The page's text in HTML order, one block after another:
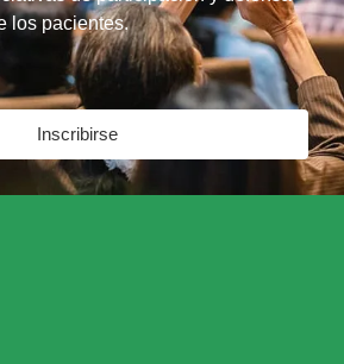
los pacientes.
Inscribirse